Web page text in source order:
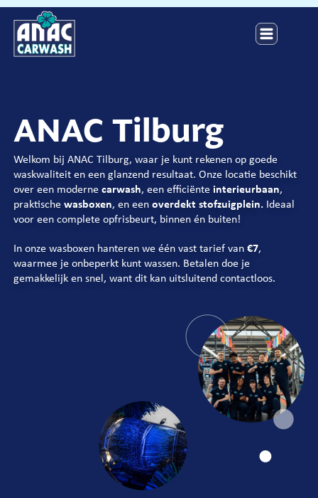
ANAC Tilburg
Welkom bij ANAC Tilburg, waar je kunt rekenen op goede
waskwaliteit en een glanzend resultaat. Onze locatie beschikt
over een moderne carwash, een efficiënte interieurbaan,
praktische wasboxen, en een overdekt stofzuigplein. Ideaal
voor een complete opfrisbeurt, binnen én buiten!
In onze wasboxen hanteren we één vast tarief van €7,
waarmee je onbeperkt kunt wassen. Betalen doe je
gemakkelijk en snel, want dit kan uitsluitend contactloos.